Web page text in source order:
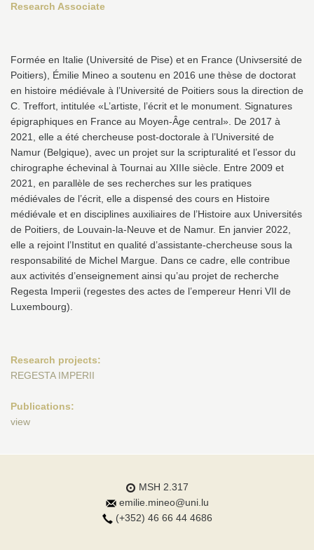
Research Associate
Formée en Italie (Université de Pise) et en France (Univsersité de
Poitiers), Émilie Mineo a soutenu en 2016 une thèse de doctorat
en histoire médiévale à l’Université de Poitiers sous la direction de
C. Treffort, intitulée «L’artiste, l’écrit et le monument. Signatures
épigraphiques en France au Moyen-Âge central». De 2017 à
2021, elle a été chercheuse post-doctorale à l’Université de
Namur (Belgique), avec un projet sur la scripturalité et l’essor du
chirographe échevinal à Tournai au XIIIe siècle. Entre 2009 et
2021, en parallèle de ses recherches sur les pratiques
médiévales de l’écrit, elle a dispensé des cours en Histoire
médiévale et en disciplines auxiliaires de l’Histoire aux Universités
de Poitiers, de Louvain-la-Neuve et de Namur. En janvier 2022,
elle a rejoint l’Institut en qualité d’assistante-chercheuse sous la
responsabilité de Michel Margue. Dans ce cadre, elle contribue
aux activités d’enseignement ainsi qu’au projet de recherche
Regesta Imperii (regestes des actes de l’empereur Henri VII de
Luxembourg).
Research projects:
REGESTA IMPERII
Publications:
view
MSH 2.317
emilie.mineo@uni.lu
(+352) 46 66 44 4686